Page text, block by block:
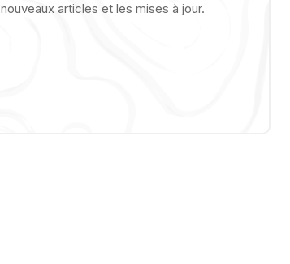
nouveaux articles et les mises à jour.